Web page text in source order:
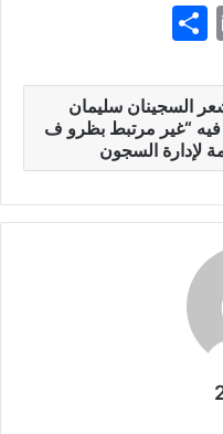
E
ai
l
ar
e
السجينان سليمان
فيه “غير مرتبط بظرو ف
لإدارة السجون